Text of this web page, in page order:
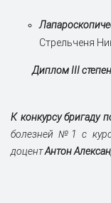
Стрельченя
Диплом III
К конкурсу бригаду
болезней №1 с
доцентАнтон